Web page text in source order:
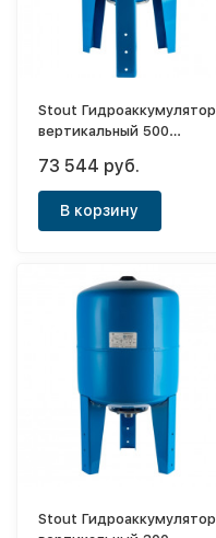
Stout Гидроаккумулятор
вертикальный 500
73 544 руб.
В корзину
Stout Гидроаккумулятор